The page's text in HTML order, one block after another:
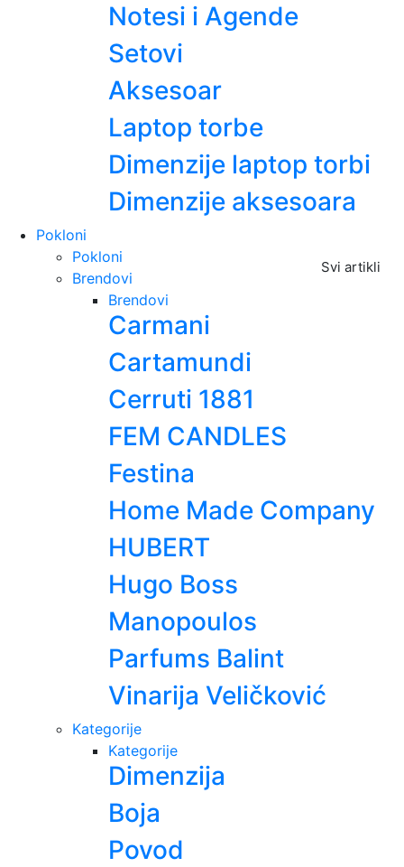
Notesi i Agende
Setovi
Aksesoar
Laptop torbe
Dimenzije laptop torbi
Dimenzije aksesoara
Pokloni
Svi artikli
Pokloni
Brendovi
Brendovi
Carmani
Cartamundi
Cerruti 1881
FEM CANDLES
Festina
Home Made Company
HUBERT
Hugo Boss
Manopoulos
Parfums Balint
Vinarija Veličković
Kategorije
Kategorije
Dimenzija
Boja
Povod